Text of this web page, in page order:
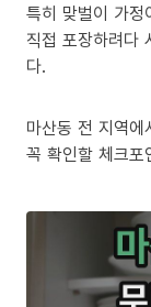
특히 맞벌이 가정
직접 포장하려다
다.
마산동 전 지역
꼭 확인할 체크포